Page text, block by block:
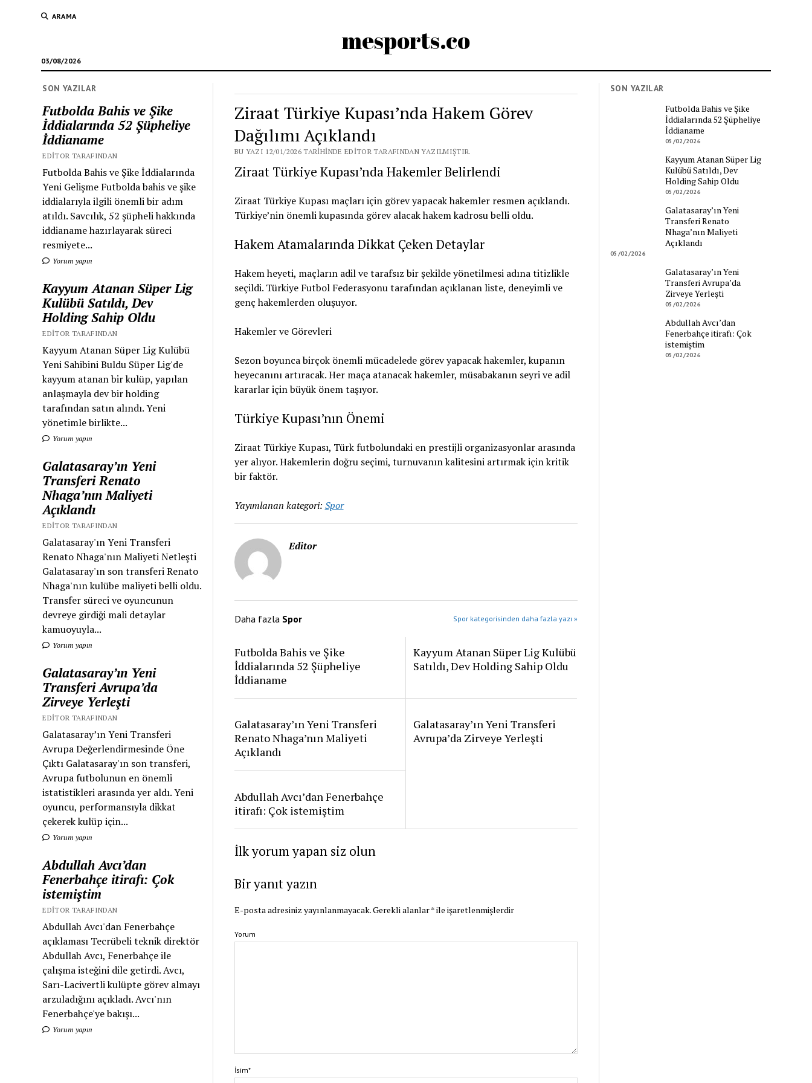
ARAMA
mesports.co
03/08/2026
SON YAZILAR
Futbolda Bahis ve Şike
İddialarında 52 Şüpheliye
İddianame
EDITOR TARAFINDAN
Futbolda Bahis ve Şike İddialarında
Yeni Gelişme Futbolda bahis ve şike
iddialarıyla ilgili önemli bir adım
atıldı. Savcılık, 52 şüpheli hakkında
iddianame hazırlayarak süreci
resmiyete...
Yorum yapın
Kayyum Atanan Süper Lig
Kulübü Satıldı, Dev
Holding Sahip Oldu
EDITOR TARAFINDAN
Kayyum Atanan Süper Lig Kulübü
Yeni Sahibini Buldu Süper Lig'de
kayyum atanan bir kulüp, yapılan
anlaşmayla dev bir holding
tarafından satın alındı. Yeni
yönetimle birlikte...
Yorum yapın
Galatasaray’ın Yeni
Transferi Renato
Nhaga’nın Maliyeti
Açıklandı
EDITOR TARAFINDAN
Galatasaray'ın Yeni Transferi
Renato Nhaga'nın Maliyeti Netleşti
Galatasaray'ın son transferi Renato
Nhaga'nın kulübe maliyeti belli oldu.
Transfer süreci ve oyuncunun
devreye girdiği mali detaylar
kamuoyuyla...
Yorum yapın
Galatasaray’ın Yeni
Transferi Avrupa’da
Zirveye Yerleşti
EDITOR TARAFINDAN
Galatasaray’ın Yeni Transferi
Avrupa Değerlendirmesinde Öne
Çıktı Galatasaray'ın son transferi,
Avrupa futbolunun en önemli
istatistikleri arasında yer aldı. Yeni
oyuncu, performansıyla dikkat
çekerek kulüp için...
Yorum yapın
Abdullah Avcı’dan
Fenerbahçe itirafı: Çok
istemiştim
EDITOR TARAFINDAN
Abdullah Avcı'dan Fenerbahçe
açıklaması Tecrübeli teknik direktör
Abdullah Avcı, Fenerbahçe ile
çalışma isteğini dile getirdi. Avcı,
Sarı-Lacivertli kulüpte görev almayı
arzuladığını açıkladı. Avcı'nın
Fenerbahçe'ye bakışı...
Yorum yapın
Ziraat Türkiye Kupası’nda Hakem Görev
Dağılımı Açıklandı
BU YAZI 12/01/2026 TARIHINDE EDITOR TARAFINDAN YAZILMIŞTIR.
Ziraat Türkiye Kupası’nda Hakemler Belirlendi
Ziraat Türkiye Kupası maçları için görev yapacak hakemler resmen açıklandı.
Türkiye’nin önemli kupasında görev alacak hakem kadrosu belli oldu.
Hakem Atamalarında Dikkat Çeken Detaylar
Hakem heyeti, maçların adil ve tarafsız bir şekilde yönetilmesi adına titizlikle
seçildi. Türkiye Futbol Federasyonu tarafından açıklanan liste, deneyimli ve
genç hakemlerden oluşuyor.
Hakemler ve Görevleri
Sezon boyunca birçok önemli mücadelede görev yapacak hakemler, kupanın
heyecanını artıracak. Her maça atanacak hakemler, müsabakanın seyri ve adil
kararlar için büyük önem taşıyor.
Türkiye Kupası’nın Önemi
Ziraat Türkiye Kupası, Türk futbolundaki en prestijli organizasyonlar arasında
yer alıyor. Hakemlerin doğru seçimi, turnuvanın kalitesini artırmak için kritik
bir faktör.
Yayımlanan kategori: Spor
Editor
Daha fazla Spor Spor kategorisinden daha fazla yazı »
Futbolda Bahis ve Şike
İddialarında 52 Şüpheliye
İddianame
Kayyum Atanan Süper Lig Kulübü
Satıldı, Dev Holding Sahip Oldu
Galatasaray’ın Yeni Transferi
Renato Nhaga’nın Maliyeti
Açıklandı
Galatasaray’ın Yeni Transferi
Avrupa’da Zirveye Yerleşti
Abdullah Avcı’dan Fenerbahçe
itirafı: Çok istemiştim
İlk yorum yapan siz olun
Bir yanıt yazın
E-posta adresiniz yayınlanmayacak.Gerekli alanlar*ile işaretlenmişlerdir
Yorum
İsim*
SON YAZILAR
Futbolda Bahis ve Şike
İddialarında 52 Şüpheliye
İddianame
05/02/2026
Kayyum Atanan Süper Lig
Kulübü Satıldı, Dev
Holding Sahip Oldu
05/02/2026
Galatasaray’ın Yeni
Transferi Renato
Nhaga’nın Maliyeti
Açıklandı
05/02/2026
Galatasaray’ın Yeni
Transferi Avrupa’da
Zirveye Yerleşti
05/02/2026
Abdullah Avcı’dan
Fenerbahçe itirafı: Çok
istemiştim
05/02/2026